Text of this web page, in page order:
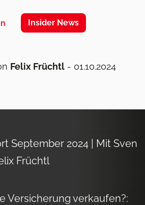
Insider News
Felix Früchtl - 01.10.2024
September 2024 | Mit Sven
Früchtl
Versicherung verkaufen?: